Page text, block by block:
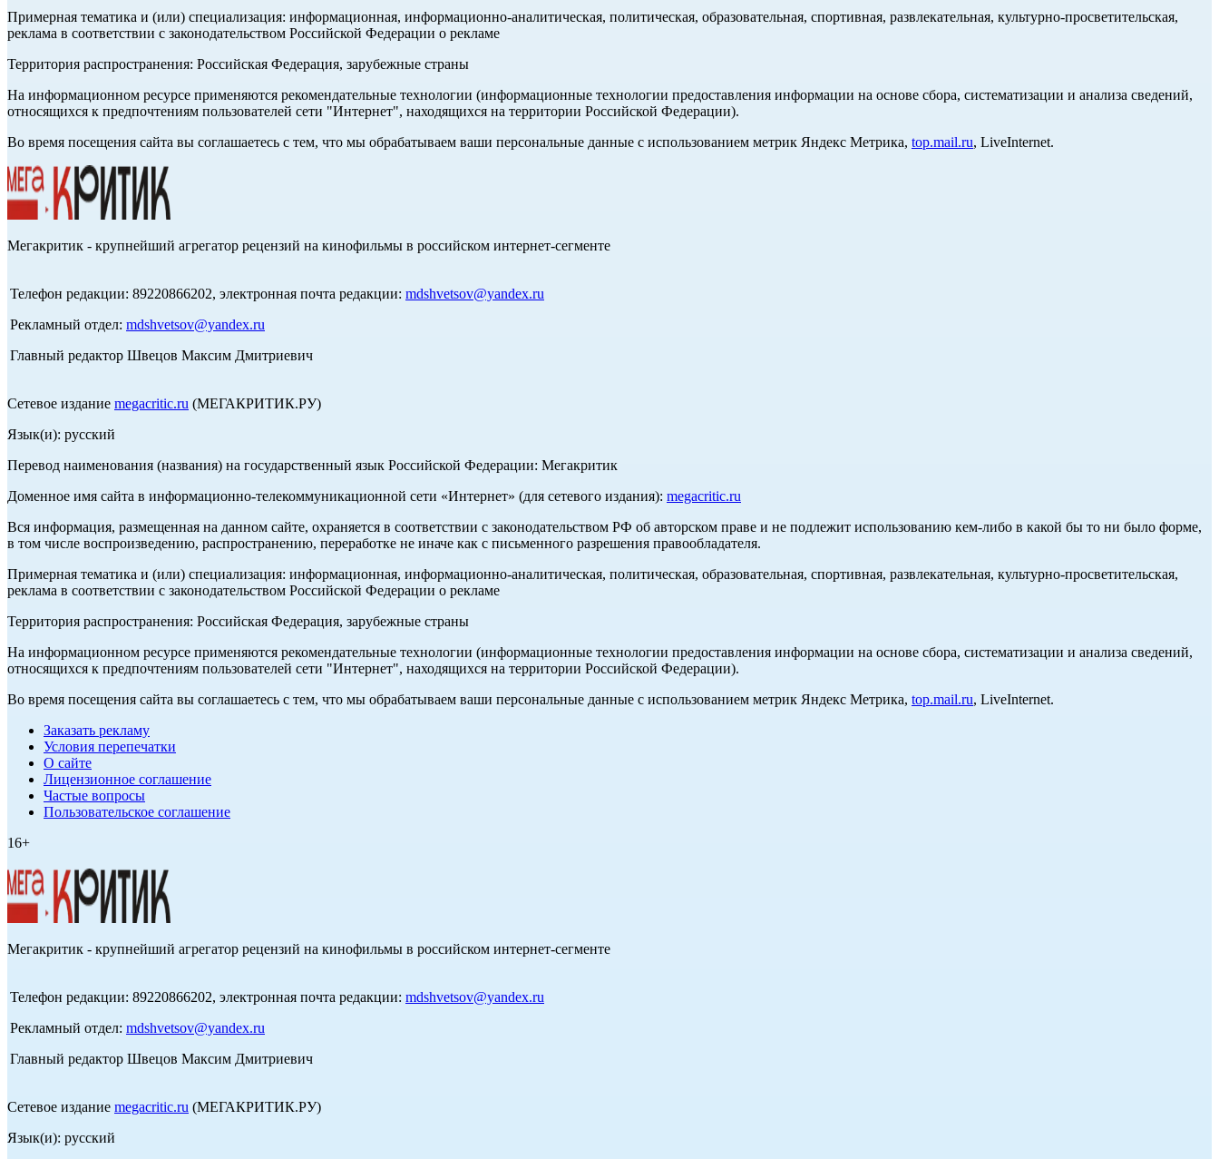
Примерная тематика и (или) специализация: информационная, информационно-аналитическая, политическая, образовательная, спортивная, развлекательная, культурно-просветительская,
реклама в соответствии с законодательством Российской Федерации о рекламе
Территория распространения: Российская Федерация, зарубежные страны
На информационном ресурсе применяются рекомендательные технологии (информационные технологии предоставления информации на основе сбора, систематизации и анализа сведений,
относящихся к предпочтениям пользователей сети "Интернет", находящихся на территории Российской Федерации).
Во время посещения сайта вы соглашаетесь с тем, что мы обрабатываем ваши персональные данные с использованием метрик Яндекс Метрика, top.mail.ru, LiveInternet.
Мегакритик - крупнейший агрегатор рецензий на кинофильмы в российском интернет-сегменте
Телефон редакции: 89220866202, электронная почта редакции: mdshvetsov@yandex.ru
Рекламный отдел: mdshvetsov@yandex.ru
Главный редактор Швецов Максим Дмитриевич
Сетевое издание megacritic.ru (МЕГАКРИТИК.РУ)
Язык(и): русский
Перевод наименования (названия) на государственный язык Российской Федерации: Мегакритик
Доменное имя сайта в информационно-телекоммуникационной сети «Интернет» (для сетевого издания): megacritic.ru
Вся информация, размещенная на данном сайте, охраняется в соответствии с законодательством РФ об авторском праве и не подлежит использованию кем-либо в какой бы то ни было форме,
в том числе воспроизведению, распространению, переработке не иначе как с письменного разрешения правообладателя.
Примерная тематика и (или) специализация: информационная, информационно-аналитическая, политическая, образовательная, спортивная, развлекательная, культурно-просветительская,
реклама в соответствии с законодательством Российской Федерации о рекламе
Территория распространения: Российская Федерация, зарубежные страны
На информационном ресурсе применяются рекомендательные технологии (информационные технологии предоставления информации на основе сбора, систематизации и анализа сведений,
относящихся к предпочтениям пользователей сети "Интернет", находящихся на территории Российской Федерации).
Во время посещения сайта вы соглашаетесь с тем, что мы обрабатываем ваши персональные данные с использованием метрик Яндекс Метрика, top.mail.ru, LiveInternet.
Заказать рекламу
Условия перепечатки
О сайте
Лицензионное соглашение
Частые вопросы
Пользовательское соглашение
16+
Мегакритик - крупнейший агрегатор рецензий на кинофильмы в российском интернет-сегменте
Телефон редакции: 89220866202, электронная почта редакции: mdshvetsov@yandex.ru
Рекламный отдел: mdshvetsov@yandex.ru
Главный редактор Швецов Максим Дмитриевич
Сетевое издание megacritic.ru (МЕГАКРИТИК.РУ)
Язык(и): русский